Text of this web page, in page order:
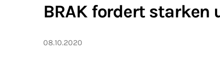
BRAK fordert
08.10.2020